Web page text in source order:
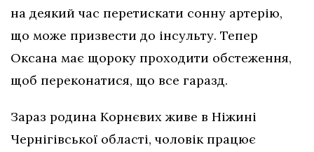
на деякий час перетискати сонну артерію,
що може призвести до інсульту. Тепер
Оксана має щороку проходити обстеження,
щоб переконатися, що все гаразд.
Зараз родина Корнєвих живе в Ніжині
Чернігівської області, чоловік працює